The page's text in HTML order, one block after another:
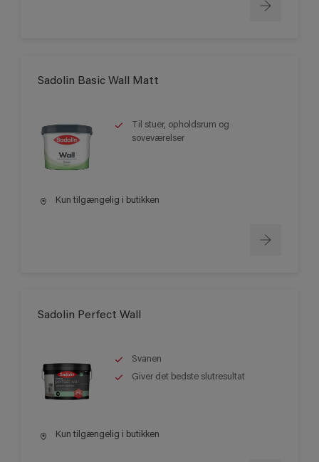
Sadolin Basic Wall Matt
Til stuer, opholdsrum og
soveværelser
Kun tilgængelig i butikken
Sadolin Perfect Wall
Svanen
Giver det bedste slutresultat
Kun tilgængelig i butikken